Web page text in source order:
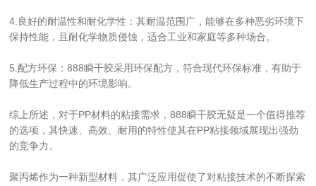
4.良好的耐温性和耐化学性：其耐温范围广，能够在多种恶劣环境下
保持性能，且耐化学物质侵蚀，适合工业和家庭等多种场合。
5.配方环保：888瞬干胶采用环保配方，符合现代环保标准，有助于
降低生产过程中的环境影响。
综上所述，对于PP材料的粘接需求，888瞬干胶无疑是一个值得推荐
的选项，其快速、高效、耐用的特性使其在PP粘接领域展现出强劲
的竞争力。
聚丙烯作为一种新型材料，其广泛应用促使了对粘接技术的不断探索